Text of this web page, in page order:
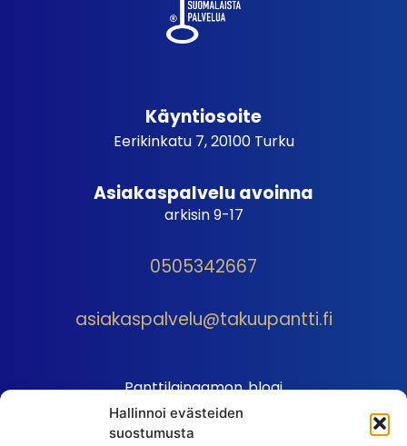
Hallinnoi evästeiden
suostumusta
Käyntiosoite
Eerikinkatu 7, 20100 Turku
Asiakaspalvelu avoinna
arkisin 9-17
0505342667
asiakaspalvelu@takuupantti.fi
Panttilainaamon blogi
Palveluhinnasto